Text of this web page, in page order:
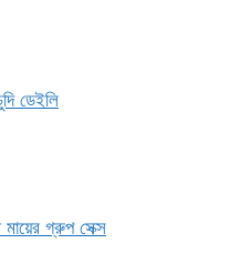
ডেইলি
গ্রুপ সেক্স